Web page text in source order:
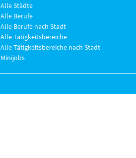
Alle Städte
Alle Berufe
Alle Berufe nach Stadt
Alle Tätigkeitsbereiche
Alle Tätigkeitsbereiche nach Stadt
Minijobs